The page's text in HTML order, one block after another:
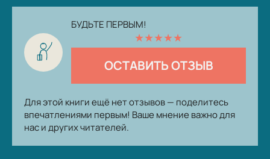
БУДЬТЕ ПЕРВЫМ!
★★★★★
ОСТАВИТЬ ОТЗЫВ
Для этой книги ещё нет отзывов — поделитесь
впечатлениями первым! Ваше мнение важно для
нас и других читателей.